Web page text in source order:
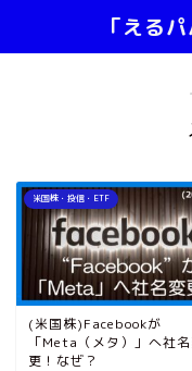
「える
米国株・投信・ETF
(米国株)Facebookが
「Meta（メタ）」へ社
更！なぜ？